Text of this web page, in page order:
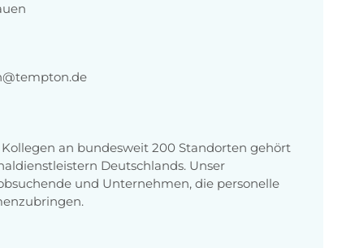
an bundesweit 200 Standorten gehört
Deutschlands. Unser
und Unternehmen, die personelle